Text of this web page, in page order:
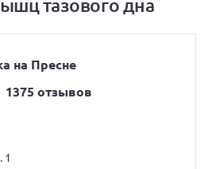
тазового дна
на Пресне
1375 отзывов
1